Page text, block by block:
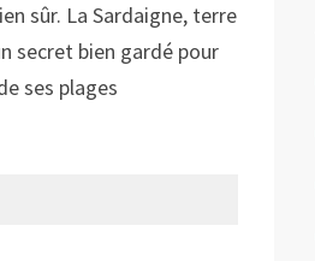
sûr. La Sardaigne, terre
secret bien gardé pour
ses plages